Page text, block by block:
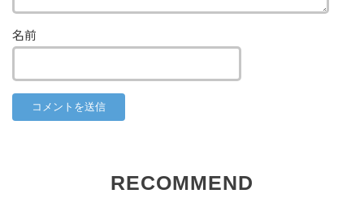
名前
RECOMMEND